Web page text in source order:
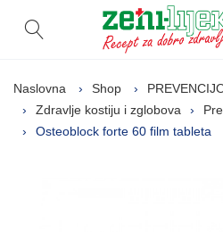
Otvori pretragu
Naslovna Shop
Zdravlje kostiju i zglobova
Osteoblock forte 60 film tableta